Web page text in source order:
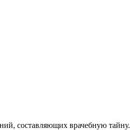
составляющих врачебную